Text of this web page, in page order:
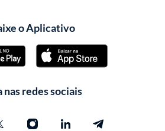
o Aplicativo
nas redes sociais